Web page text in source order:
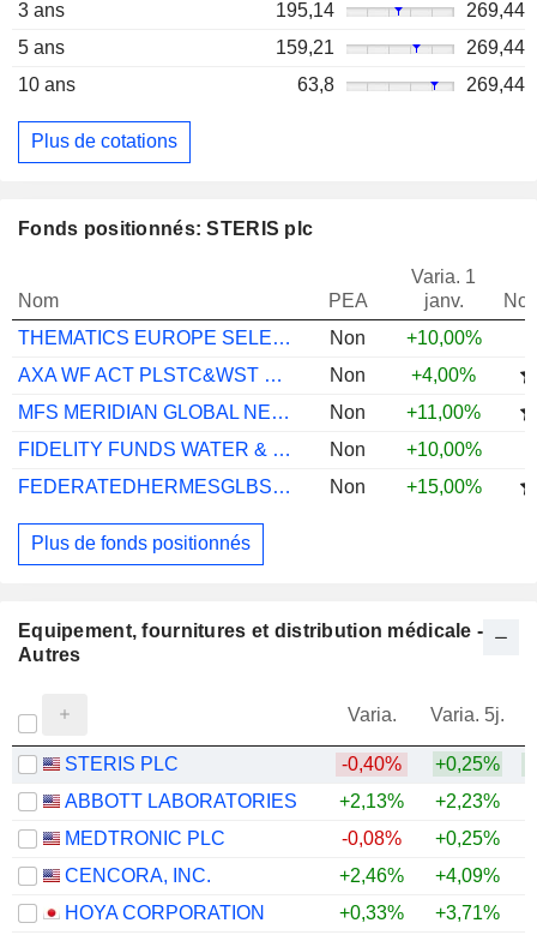
3 ans 195,14
269,44
5 ans
159,21
269,44
10 ans
63,8 269,44
Plus de cotations
Fonds positionnés: STERIS plc
Nom PEA
Varia. 1
janv.
THEMATICS EUROPE SELECTION R (C)
Non
+10,00%
AXA WF ACT PLSTC&WST TRNSTN EQQI I USD
Non
+4,00%
MFS MERIDIAN GLOBAL NEW DSCVY A1 USD
Non
+11,00%
FIDELITY FUNDS WATER & WASTE A ACC EUR
Non
+10,00%
FEDERATEDHERMESGLBSMIDEQEGMTXCHFACCPORTH
Non +15,00%
Plus de fonds positionnés
Equipement, fournitures et distribution médicale -
Autres
Varia. Varia. 5j.
STERIS PLC -0,40% +0,25%
ABBOTT LABORATORIES
+2,13% +2,23%
MEDTRONIC PLC
-0,08% +0,25%
CENCORA, INC.
+2,46% +4,09%
HOYA CORPORATION
+0,33% +3,71%